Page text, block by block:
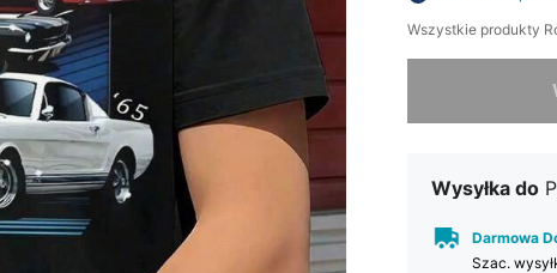
Wszystkie produkty
Wysyłka do
Darmowa
Szac.